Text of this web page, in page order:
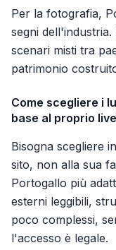
Per la fotografia,
segni
scenari misti tra
patrimonio
Come scegliere i
base al proprio
Bisogna scegliere
sito, non alla sua
Portogallo più
esterni leggibili,
poco complessi,
l'accesso è legale.